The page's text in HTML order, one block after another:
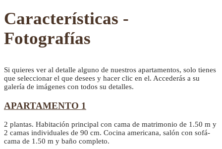
Características -
Fotografías
Si quieres ver al detalle alguno de nuestros apartamentos, solo tienes
que seleccionar el que desees y hacer clic en el. Accederás a su
galería de imágenes con todos su detalles.
APARTAMENTO 1
2 plantas. Habitación principal con cama de matrimonio de 1.50 m y
2 camas individuales de 90 cm. Cocina americana, salón con sofá-
cama de 1.50 m y baño completo.